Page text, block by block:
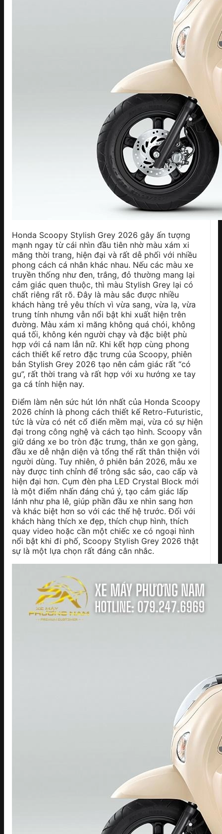
Honda Scoopy Stylish Grey 2026 gây ấn tượng
mạnh ngay từ cái nhìn đầu tiên nhờ màu xám xi
măng thời trang, hiện đại và rất dễ phối với nhiều
phong cách cá nhân khác nhau. Nếu các màu xe
truyền thống như đen, trắng, đỏ thường mang lại
cảm giác quen thuộc, thì màu Stylish Grey lại có
chất riêng rất rõ. Đây là màu sắc được nhiều
khách hàng trẻ yêu thích vì vừa sang, vừa lạ, vừa
trung tính nhưng vẫn nổi bật khi xuất hiện trên
đường. Màu xám xi măng không quá chói, không
quá tối, không kén người chạy và đặc biệt phù
hợp với cả nam lẫn nữ. Khi kết hợp cùng phong
cách thiết kế retro đặc trưng của Scoopy, phiên
bản Stylish Grey 2026 tạo nên cảm giác rất “có
gu”, rất thời trang và rất hợp với xu hướng xe tay
ga cá tính hiện nay.
Điểm làm nên sức hút lớn nhất của Honda Scoopy
2026 chính là phong cách thiết kế Retro-Futuristic,
tức là vừa có nét cổ điển mềm mại, vừa có sự hiện
đại trong công nghệ và cách tạo hình. Scoopy vẫn
giữ dáng xe bo tròn đặc trưng, thân xe gọn gàng,
đầu xe dễ nhận diện và tổng thể rất thân thiện với
người dùng. Tuy nhiên, ở phiên bản 2026, mẫu xe
này được tinh chỉnh để trông sắc sảo, cao cấp và
hiện đại hơn. Cụm đèn pha LED Crystal Block mới
là một điểm nhấn đáng chú ý, tạo cảm giác lấp
lánh như pha lê, giúp phần đầu xe nhìn sang hơn
và khác biệt hơn so với các thế hệ trước. Đối với
khách hàng thích xe đẹp, thích chụp hình, thích
quay video hoặc cần một chiếc xe có ngoại hình
nổi bật khi đi phố, Scoopy Stylish Grey 2026 thật
sự là một lựa chọn rất đáng cân nhắc.